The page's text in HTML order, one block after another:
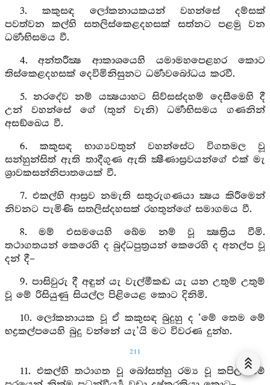
3. කකුසඳ ලෝකනායකයන් වහන්සේ දම්සක්
පවත්වන කල්හි සතලිස්කෙළදහසක් සත්නට පළමු වන
ධර්‍මාභිසමය වී.
4. අන්තරීක්‍ෂ ආකාශයෙහි යමාමහපෙළහර කොට
තිස්කෙළදහසක් දෙවිමිනිසුනට ධර්‍මාවබෝධය කරවී.
5. නරදේව නම් යක්‍ෂයාහට සිව්සස්දහම් දෙසීමෙහි දී
උන් වහන්සේ ගේ (තුන් වැනි) ධර්‍මාභිසමය ගණනින්
අසඞ්ඛෙය වී.
6. කකුසඳ භාග්‍යවතුන් වහන්සේට විගතමල වූ
සන්හුන්සිත් ඇති තාදීගුණ ඇති ක්‍ෂීණාස්‍රවයන්ගේ එක් මැ
ශ්‍රාවකසන්නිපාතයෙක් වී.
7. එකල්හි ආස්‍රව නමැති සතුරුගණයා ක්‍ෂය කිරීමෙන්
නිවනට පැමිණි සතලිස්දහසක් රහතුන්ගේ සමාගමය වී.
8. මම් එසමයෙහි ඛේම නම් වූ ක්‍ෂත්‍රිය වීමි.
තථාගතයන් කෙරෙහි ද බුද්ධපුත්‍රයන් කෙරෙහි ද අනල්ප වූ
දන් දී–
9. පාසිවුරු දී අඳුන් යැ වැල්මීකඬ යැ යන උතුම් උතුම්
වූ මේ රිසියුණු සියල්ල පිළියෙළ කොට දිනිමි.
10. ලෝකනායක වූ ඒ කකුසඳ බුදුහු ද ‘මේ තෙම මේ
භද්‍රකල්පයෙහි බුදු වන්නේ යැ’යි මට විවරණ දුන්හ.
211
11. එකල්හි තථාගත වූ බෝසත්හු රම්‍ය වූ කපිල නම්